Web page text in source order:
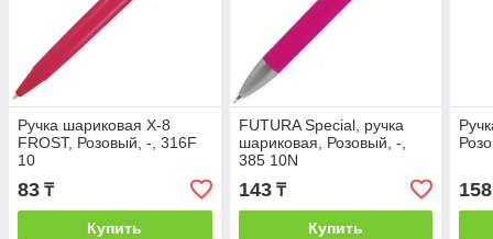
Ручка шариковая X-8
FROST, Розовый, -, 316F
10
83 ₸
Купить
FUTURA Special, ручка
шариковая, Розовый, -,
385 10N
143₸
Купить
158